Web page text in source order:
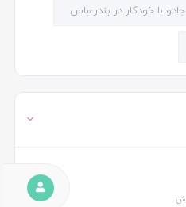
جادو با خودکار در بندرعباس